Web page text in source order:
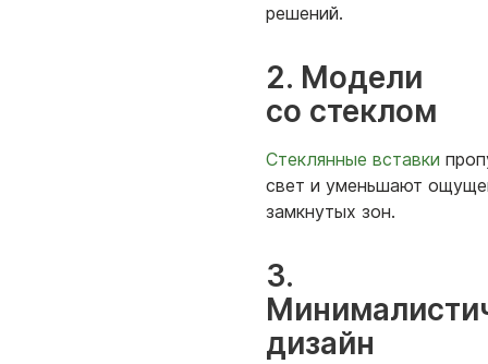
решений.
2. Модели
со стеклом
Стеклянные вставки
свет и уменьшают
замкнутых зон.
3.
дизайн